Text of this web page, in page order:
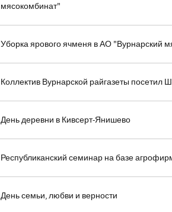
мясокомбинат"
Уборка ярового ячменя в АО "Вурнарский
Коллектив Вурнарской райгазеты посетил
День деревни в Кивсерт-Янишево
Республиканский семинар на базе
День семьи, любви и верности